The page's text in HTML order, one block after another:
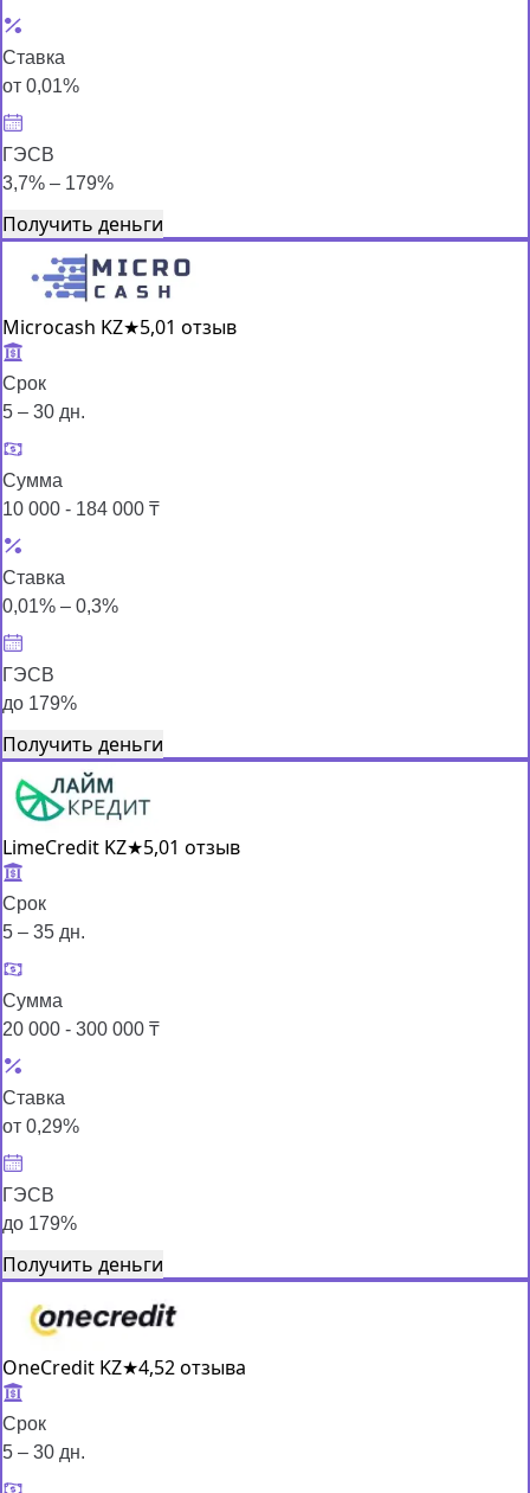
Ставка
от 0,01%
ГЭСВ
3,7% – 179%
Получить деньги
Microcash KZ★5,01 отзыв
Срок
5 – 30 дн.
Сумма
10 000 - 184 000 ₸
Ставка
0,01% – 0,3%
ГЭСВ
до 179%
Получить деньги
LimeCredit KZ★5,01 отзыв
Срок
5 – 35 дн.
Сумма
20 000 - 300 000 ₸
Ставка
от 0,29%
ГЭСВ
до 179%
Получить деньги
OneCredit KZ★4,52 отзыва
Срок
5 – 30 дн.